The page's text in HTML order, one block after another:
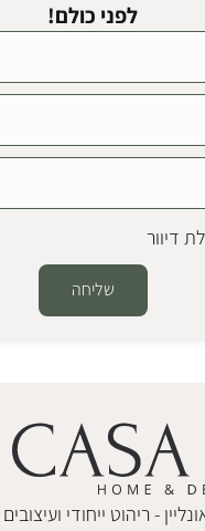
לפני כולם!
דיוור
שליחה
- ריהוט ייחודי